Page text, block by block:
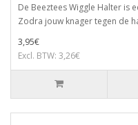
De Beeztees Wiggle Halter is
Zodra jouw knager tegen de
3,95€
Excl. BTW: 3,26€